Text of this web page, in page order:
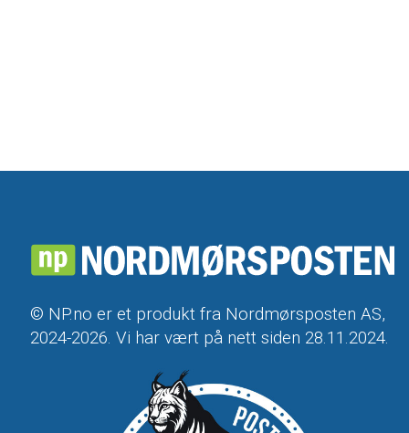
© NP.no er et produkt fra Nordmørsposten AS,
2024-2026. Vi har vært på nett siden 28.11.2024.